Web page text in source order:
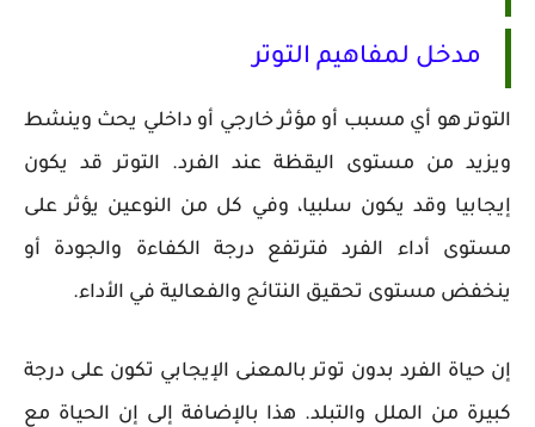
مدخل لمفاهيم التوتر
التوتر هو أي مسبب أو مؤثر خارجي أو داخلي يحث وينشط
ويزيد من مستوى اليقظة عند الفرد. التوتر قد يكون
إيجابيا وقد يكون سلبيا، وفي كل من النوعين يؤثر على
مستوى أداء الفرد فترتفع درجة الكفاءة والجودة أو
ينخفض مستوى تحقيق النتائج والفعالية في الأداء.
إن حياة الفرد بدون توتر بالمعنى الإيجابي تكون على درجة
كبيرة من الملل والتبلد. هذا بالإضافة إلى إن الحياة مع